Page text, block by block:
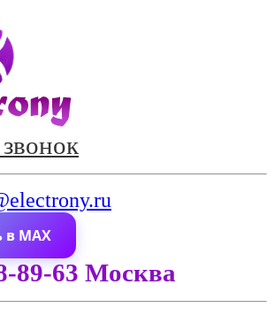
в MAX
89-63 Москва